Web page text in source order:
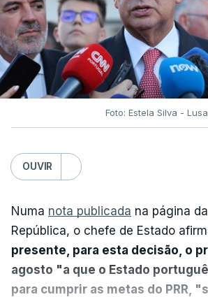
Foto: Estela Silva - Lusa
OUVIR
Numa nota publicada na página
República, o chefe de Estado
presente, para esta decisão, o
agosto "a que o Estado
para cumprir as metas do PRR,